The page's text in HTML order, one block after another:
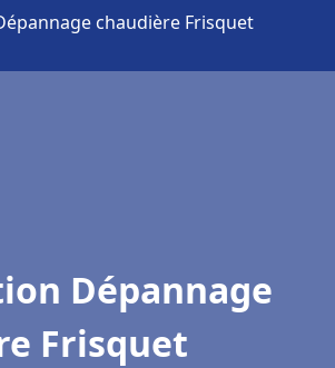
chaudière Frisquet
Dépannage
Frisquet